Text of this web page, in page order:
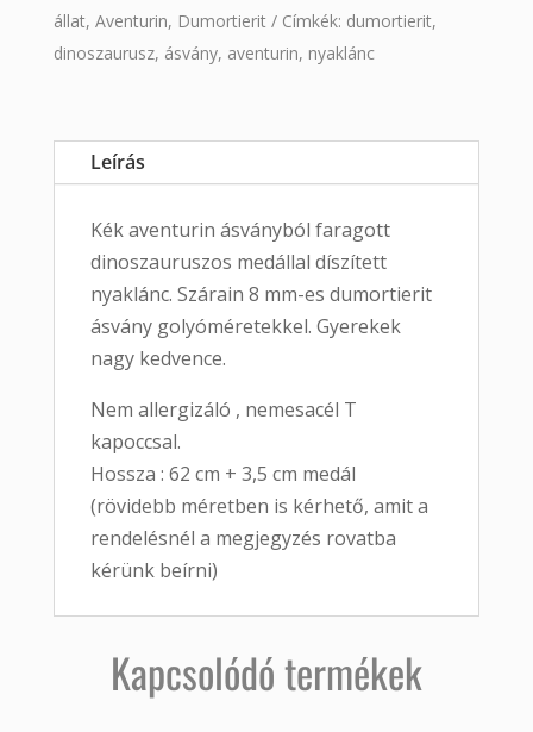
állat, Aventurin, Dumortierit Címkék: dumortierit,
dinoszaurusz, ásvány, aventurin, nyaklánc
Leírás
Kék aventurin ásványból faragott
dinoszauruszos medállal díszített
nyaklánc. Szárain 8 mm-es dumortierit
ásvány golyóméretekkel. Gyerekek
nagy kedvence.
Nem allergizáló , nemesacél T
kapoccsal.
Hossza : 62 cm + 3,5 cm medál
(rövidebb méretben is kérhető, amit a
rendelésnél a megjegyzés rovatba
kérünk beírni)
Kapcsolódó termékek